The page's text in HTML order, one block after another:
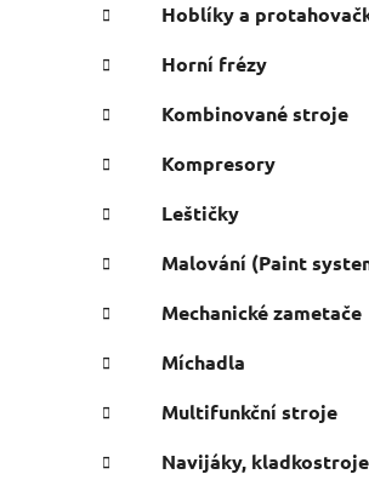
Hoblíky a
Horní frézy
Kombinované stroje
Kompresory
Leštičky
Malování (Paint
Mechanické zametače
Míchadla
Multifunkční stroje
Navijáky, kladkostroje